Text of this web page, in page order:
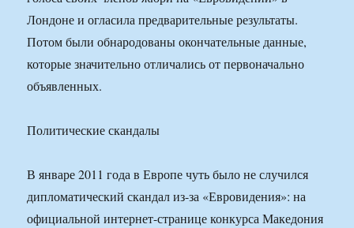
Лондоне и огласила предварительные результаты.
Потом были обнародованы окончательные данные,
которые значительно отличались от первоначально
объявленных.
Политические скандалы
В январе 2011 года в Европе чуть было не случился
дипломатический скандал из-за «Евровидения»: на
официальной интернет-странице конкурса Македония